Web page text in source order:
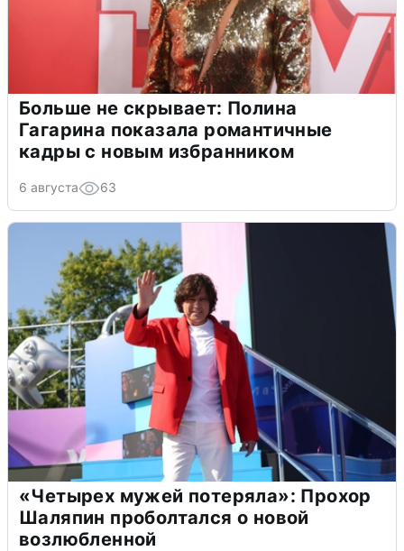
Больше не скрывает: Полина
Гагарина показала романтичные
кадры с новым избранником
6 августа 63
«Четырех мужей потеряла»: Прохор
Шаляпин проболтался о новой
возлюбленной